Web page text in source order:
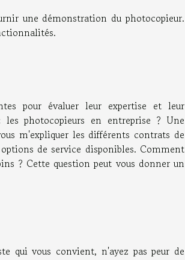
une démonstration du photocopieur.
pour évaluer leur expertise et leur
photocopieurs en entreprise ? Une
m'expliquer les différents contrats de
de service disponibles. Comment
? Cette question peut vous donner un
qui vous convient, n'ayez pas peur de